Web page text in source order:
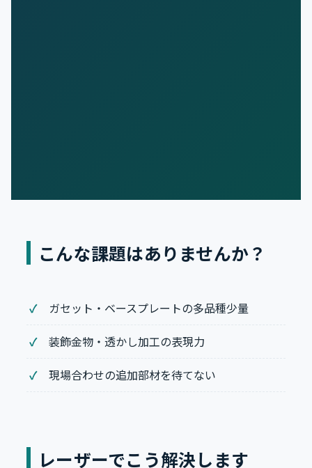
こんな課題はありませんか？
ガセット・ベースプレートの多品種少量
装飾金物・透かし加工の表現力
現場合わせの追加部材を待てない
レーザーでこう解決します